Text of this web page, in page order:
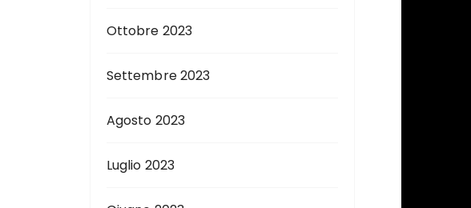
Ottobre 2023
Settembre 2023
Agosto 2023
Luglio 2023